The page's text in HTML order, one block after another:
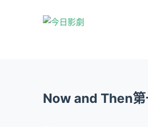
Now and Then第